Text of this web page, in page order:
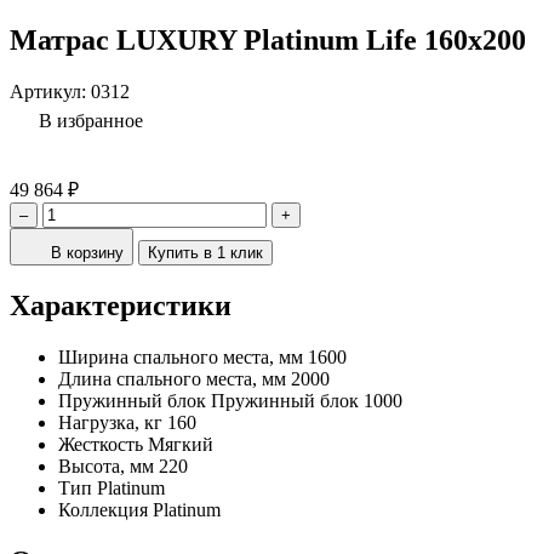
Матрас LUXURY Platinum Life 160x200
Артикул: 0312
В избранное
49 864 ₽
– +
В корзину Купить в 1 клик
Характеристики
Ширина спального места, мм 1600
Длина спального места, мм 2000
Пружинный блок Пружинный блок 1000
Нагрузка, кг 160
Жесткость Мягкий
Высота, мм 220
Тип Platinum
Коллекция Platinum